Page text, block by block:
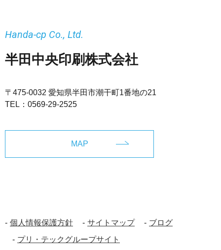
半田中央印刷株式会社
Handa-cp Co., Ltd.
〒475-0032 愛知県半田市潮干町1番地の21
TEL： 0569-29-2525
MAP
個人情報保護方針 サイトマップ
ブログ
プリ・テックグループサイト